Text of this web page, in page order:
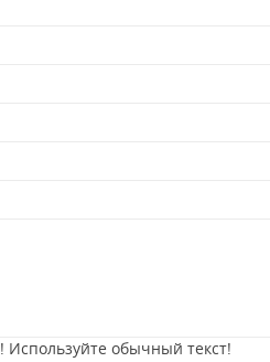
Используйте обычный текст!